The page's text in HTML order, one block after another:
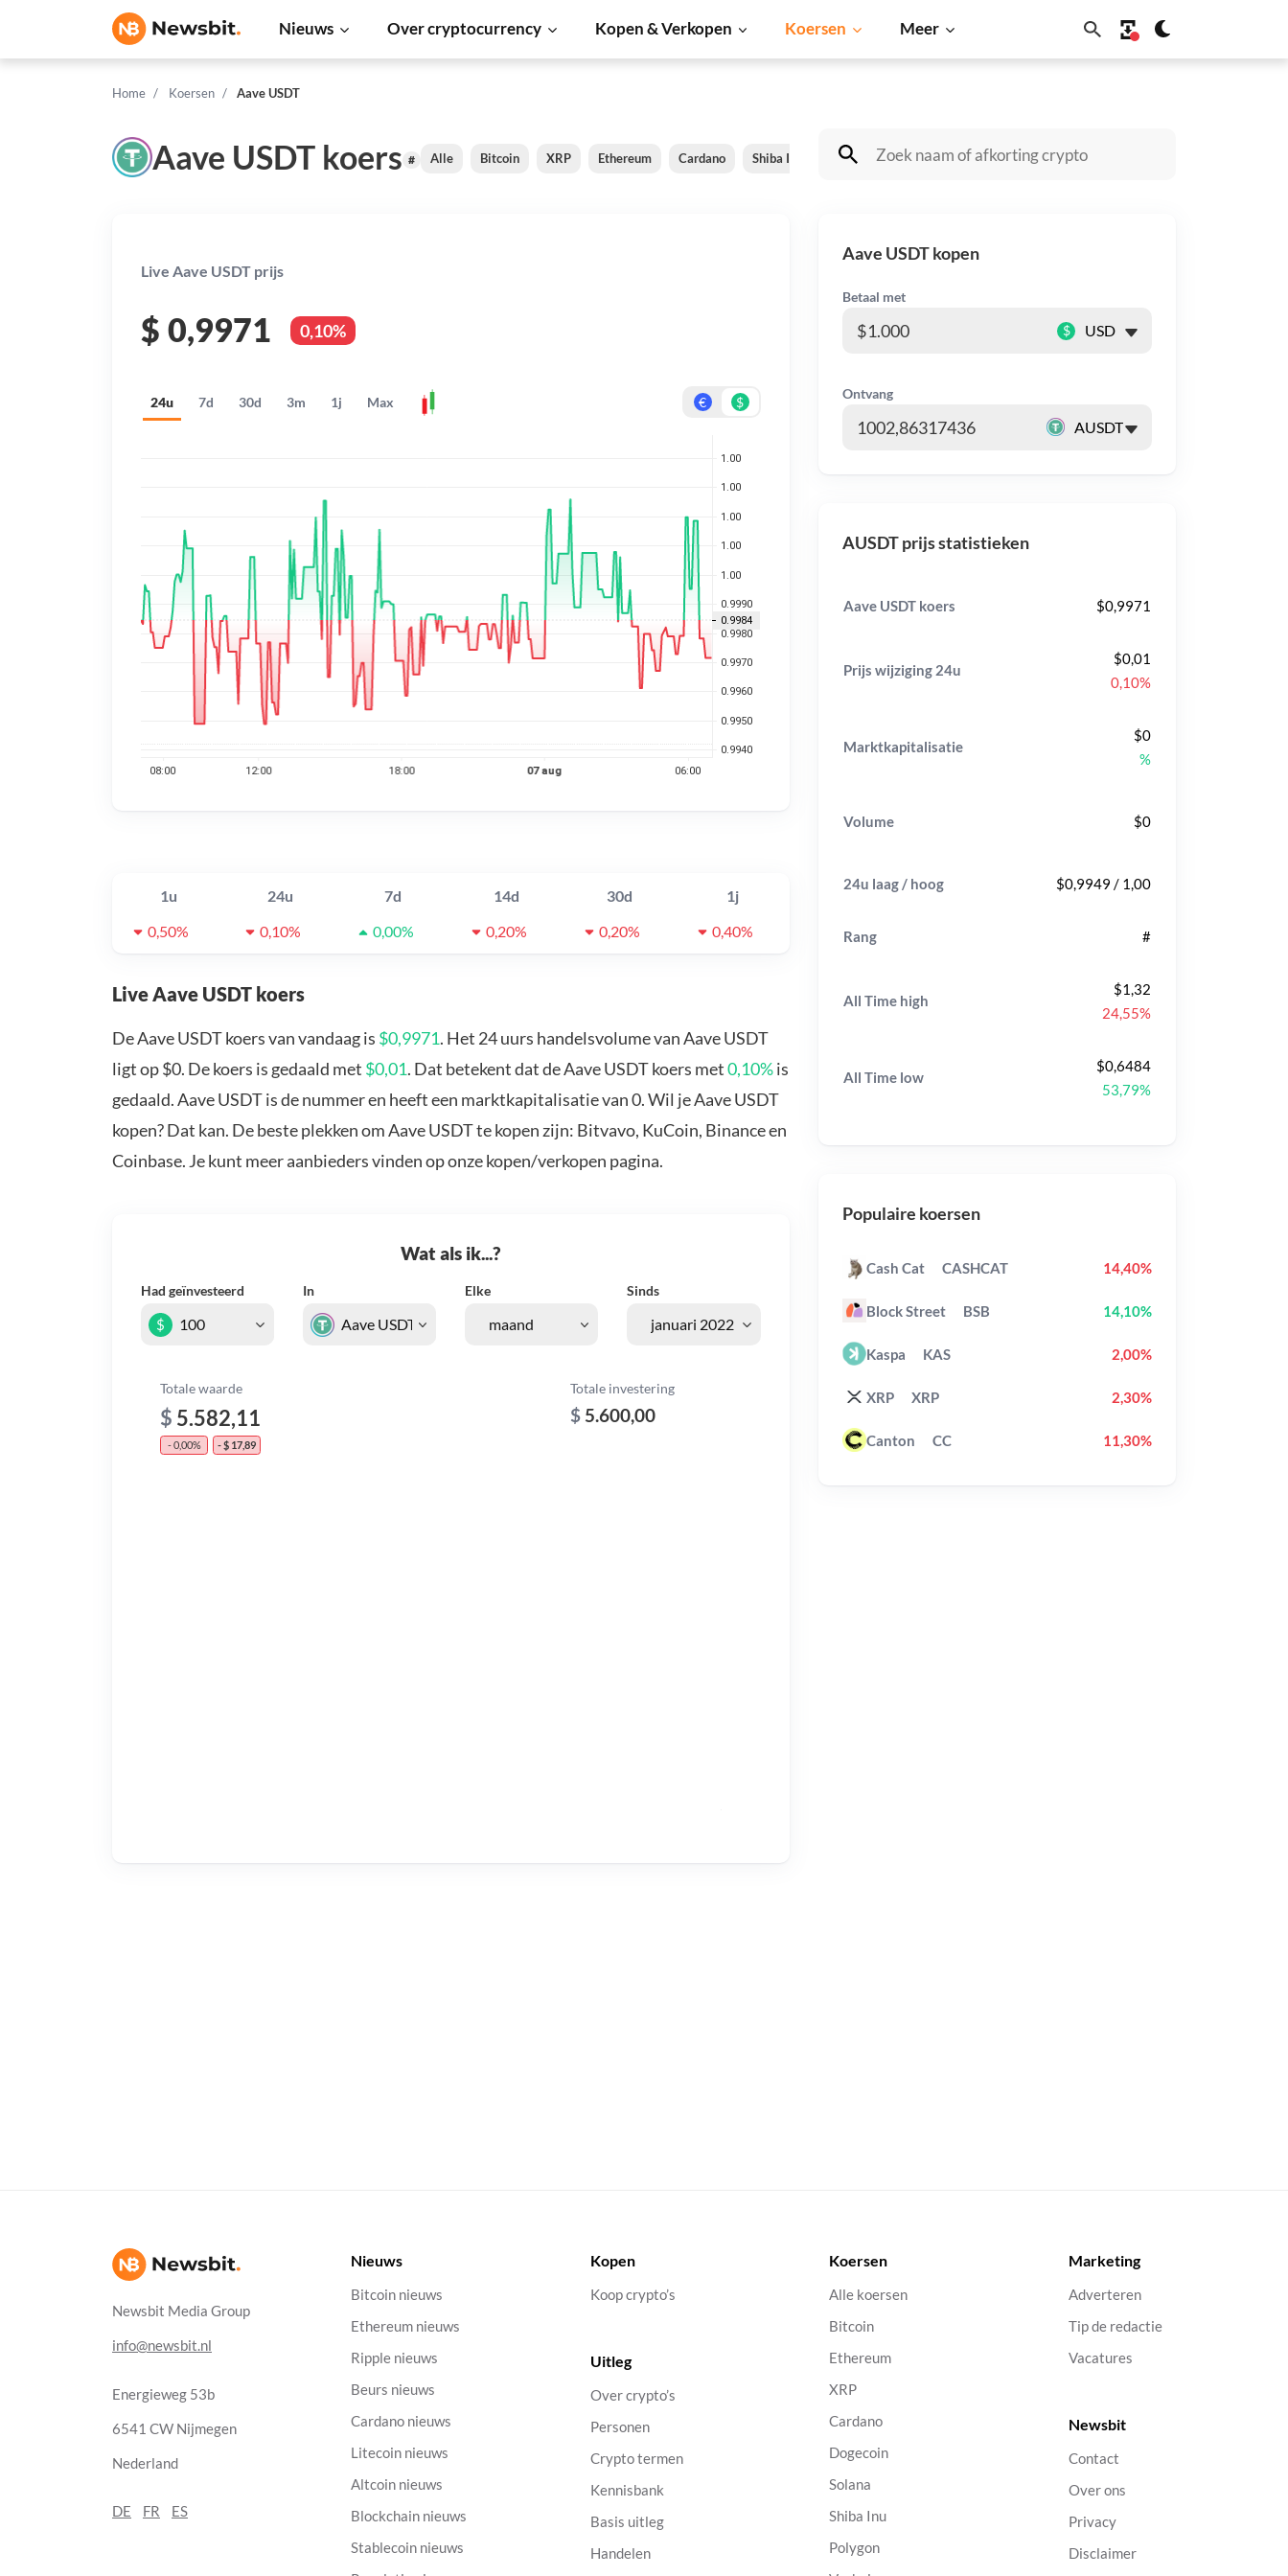
Nieuws Over cryptocurrency Kopen & Verkopen Koersen Meer
Home Koersen Aave USDT
Aave USDT koers # Alle Bitcoin XRP Ethereum Cardano Shiba Inu Dogecoin Solana BNB
Live Aave USDT prijs
$ 0,9971 0,10%
24u 7d 30d 3m 1j Max € $
1u 24u 7d 14d 30d
1j
0,50%
0,10% 0,00% 0,20% 0,20% 0,40%
Live Aave USDT koers
De Aave USDT koers van vandaag is $0,9971. Het 24 uurs handelsvolume van Aave USDT
ligt op $0. De koers is gedaald met $0,01. Dat betekent dat de Aave USDT koers met0,10%is
gedaald. Aave USDT is de nummer en heeft een marktkapitalisatie van 0. Wil je Aave USDT
kopen? Dat kan. De beste plekken om Aave USDT te kopen zijn: Bitvavo, KuCoin, Binance en
Coinbase. Je kunt meer aanbieders vinden op onze kopen/verkopen pagina.
Wat als ik...?
Had geïnvesteerd In Elke Sinds
$
Totale waarde
$ 5.582,11
- 0,00% - $ 17,89
Totale investering
$ 5.600,00
Aave USDT kopen
Betaal met
$
Ontvang
AUSDT prijs statistieken
Aave USDT koers $0,9971
Prijs wijziging 24u
$0,01
0,10%
Marktkapitalisatie
$0
%
Volume $0
24u laag / hoog $0,9949 / 1,00
Rang #
All Time high
$1,32
24,55%
All Time low
$0,6484
53,79%
Populaire koersen
Cash Cat CASHCAT 14,40%
Block Street BSB 14,10%
Kaspa KAS 2,00%
XRP XRP 2,30%
Canton CC 11,30%
Newsbit Media Group
info@newsbit.nl
Energieweg 53b
6541 CW Nijmegen
Nederland
DE FR ES
Nieuws
Bitcoin nieuws
Ethereum nieuws
Ripple nieuws
Beurs nieuws
Cardano nieuws
Litecoin nieuws
Altcoin nieuws
Blockchain nieuws
Stablecoin nieuws
Kopen
Koop crypto’s
Uitleg
Over crypto’s
Personen
Crypto termen
Kennisbank
Basis uitleg
Handelen
Koersen
Alle koersen
Bitcoin
Ethereum
XRP
Cardano
Dogecoin
Solana
Shiba Inu
Polygon
Marketing
Adverteren
Tip de redactie
Vacatures
Newsbit
Contact
Over ons
Privacy
Disclaimer